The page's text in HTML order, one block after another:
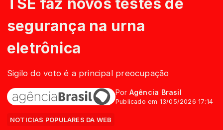
TSE faz novos testes de
segurança na urna
eletrônica
Sigilo do voto é a principal preocupação
Por Agência Brasil
Publicado em 13/05/2026 17:14
NOTICIAS POPULARES DA WEB